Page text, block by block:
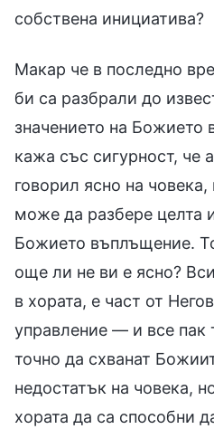
собствена инициатива?
Макар че в последно
би са разбрали до
значението на Божието
кажа със сигурност, че
говорил ясно на
може да разбере целта
Божието въплъщение.
още ли не ви е ясно?
в хората, е част от
управление — и все пак
точно да схванат
недостатък на човека,
хората да са способни